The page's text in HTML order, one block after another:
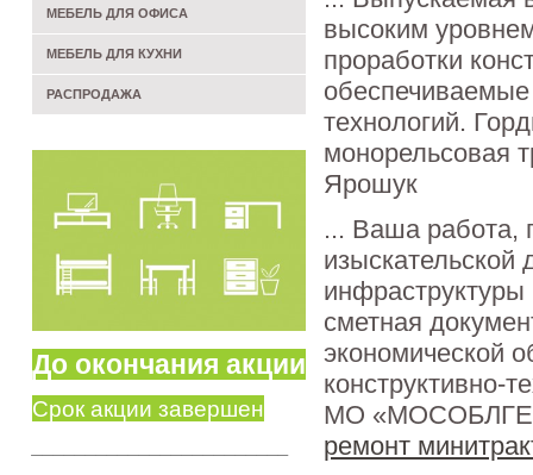
высоким
проработки
технологий.
монорельсовая
Ярошук
... Ваша работа,
изыскательской
инфраструктуры
сметная
экономической
конструктивно-
МО
ремонт
МЕБЕЛЬ ДЛЯ ОФИСА
МЕБЕЛЬ ДЛЯ КУХНИ
РАСПРОДАЖА
До окончания акции
Срок акции завершен